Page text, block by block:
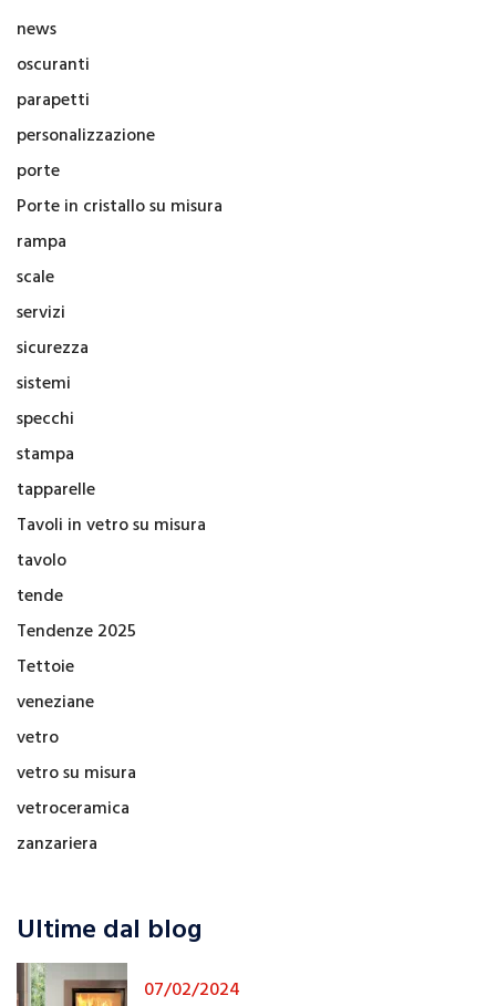
news
oscuranti
parapetti
personalizzazione
porte
Porte in cristallo su misura
rampa
scale
servizi
sicurezza
sistemi
specchi
stampa
tapparelle
Tavoli in vetro su misura
tavolo
tende
Tendenze 2025
Tettoie
veneziane
vetro
vetro su misura
vetroceramica
zanzariera
Ultime dal blog
07/02/2024